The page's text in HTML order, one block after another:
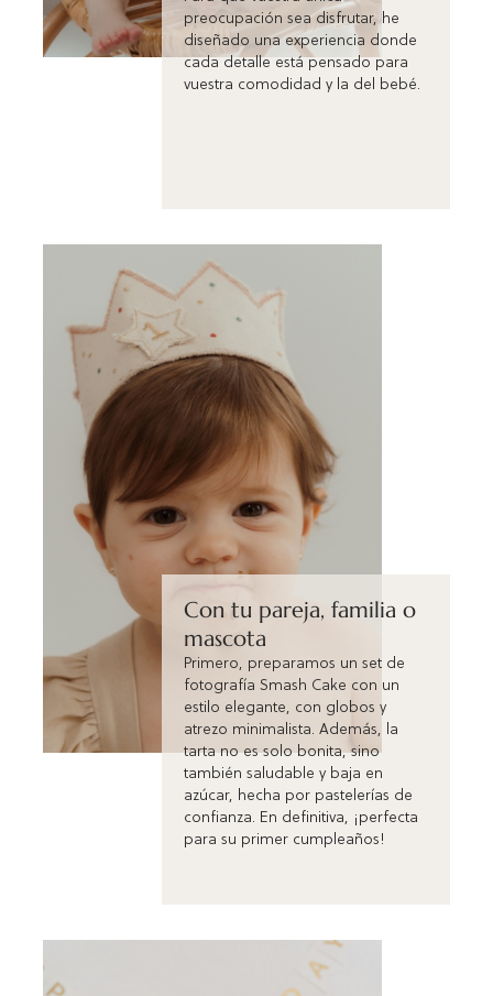
preocupación sea disfrutar, he
diseñado una experiencia donde
cada detalle está pensado para
vuestra comodidad y la del bebé.
Con tu pareja, familia o
mascota
Primero, preparamos un set de
fotografía Smash Cake con un
estilo elegante, con globos y
atrezo minimalista. Además, la
tarta no es solo bonita, sino
también saludable y baja en
azúcar, hecha por pastelerías de
confianza. En definitiva, ¡perfecta
para su primer cumpleaños!